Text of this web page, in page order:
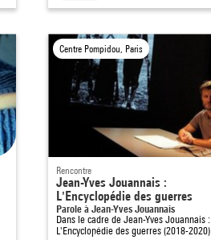
Centre Pompidou, Paris
Rencontre
Jean-Yves Jouannais :
L'Encyclopédie des guerres
Parole à Jean-Yves Jouannais
Dans le cadre de Jean-Yves Jouannais :
L'Encyclopédie des guerres (2018-2020)